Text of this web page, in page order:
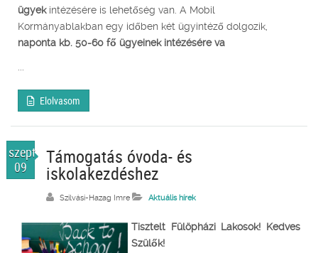
ügyekintézésére is lehetőség van. A Mobil
Kormányablakban egy időben két ügyintéző dolgozik,
naponta kb. 50-60 fő ügyeinek intézésére va
...
Elolvasom
szept.
09
Támogatás óvoda- és
iskolakezdéshez
Szilvási-Hazag Imre Aktuális hírek
Tisztelt Fülöpházi Lakosok! Kedves
Szülők!